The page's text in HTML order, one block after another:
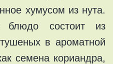
хумусом из нута.
блюдо состоит из
в ароматной
семена кориандра,